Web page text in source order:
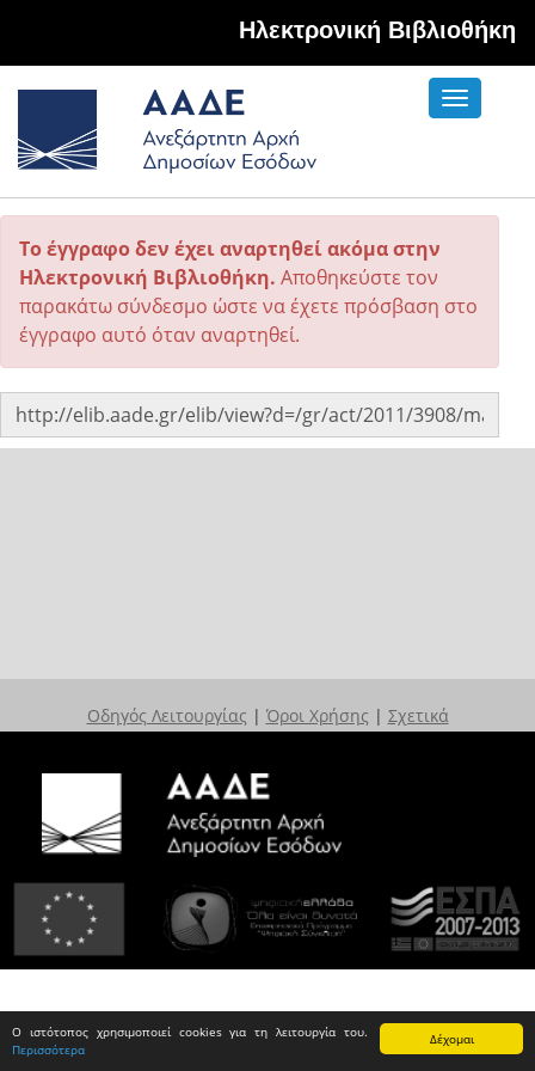
Δέχομαι
Ο ιστότοπος χρησιμοποιεί cookies για τη λειτουργία του.
Περισσότερα
Hλεκτρονική Βιβλιοθήκη
Toggle
Το έγγραφο δεν έχει αναρτηθεί ακόμα στην
Ηλεκτρονική Βιβλιοθήκη. Αποθηκεύστε τον
παρακάτω σύνδεσμο ώστε να έχετε πρόσβαση στο
έγγραφο αυτό όταν αναρτηθεί.
Οδηγός Λειτουργίας | Όροι Χρήσης | Σχετικά